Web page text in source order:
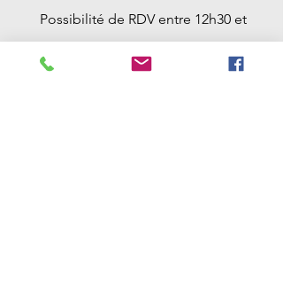
Possibilité de RDV entre 12h30 et
18h00 et avant 9h00